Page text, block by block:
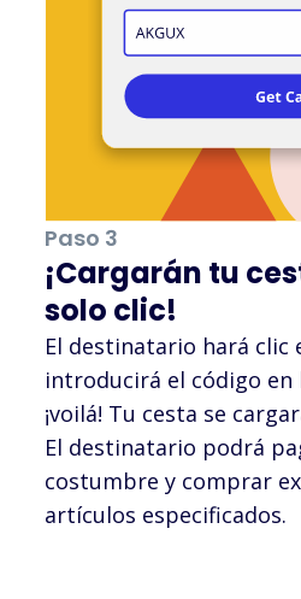
Paso 3
¡Cargarán tu
solo clic!
El destinatario hará clic
introducirá el código en
¡voilá! Tu cesta se
El destinatario podrá
costumbre y comprar
artículos especificados.